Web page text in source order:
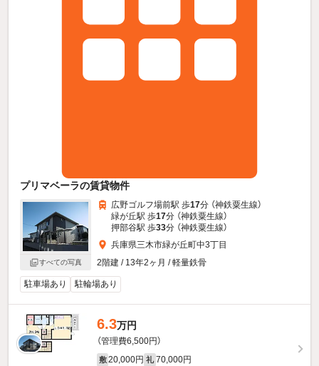
プリマベーラの賃貸物件
すべての写真
広野ゴルフ場前駅 歩17分 （神鉄粟生線）
緑が丘駅 歩17分 （神鉄粟生線）
押部谷駅 歩33分 （神鉄粟生線）
兵庫県三木市緑が丘町中3丁目
2階建 / 13年2ヶ月 / 軽量鉄骨
駐車場あり 駐輪場あり
6.3万円
（管理費6,500円）
敷 20,000円 礼 70,000円